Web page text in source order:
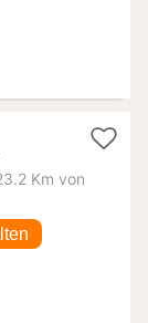
Km von